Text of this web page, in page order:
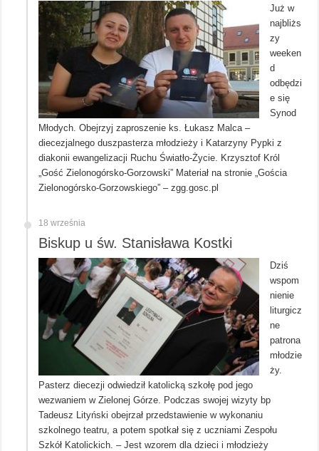
Już w
najbliżs
zy
weeken
d
odbędzi
e się
Synod
Młodych. Obejrzyj zaproszenie ks. Łukasz Malca –
diecezjalnego duszpasterza młodzieży i Katarzyny Pypki z
diakonii ewangelizacji Ruchu Światło-Życie. Krzysztof Król
„Gość Zielonogórsko-Gorzowski” Materiał na stronie „Gościa
Zielonogórsko-Gorzowskiego” – zgg.gosc.pl
18 września
Biskup u św. Stanisława Kostki
Dziś
wspom
nienie
liturgicz
ne
patrona
młodzie
ży.
Pasterz diecezji odwiedził katolicką szkołę pod jego
wezwaniem w Zielonej Górze. Podczas swojej wizyty bp
Tadeusz Lityński obejrzał przedstawienie w wykonaniu
szkolnego teatru, a potem spotkał się z uczniami Zespołu
Szkół Katolickich. – Jest wzorem dla dzieci i młodzieży